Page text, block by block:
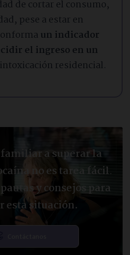
de cortar el consumo,
pese a estar en
un indicador
el ingreso en un
residencial.
a superar la
no es tarea fácil.
y consejos para
esta situación.